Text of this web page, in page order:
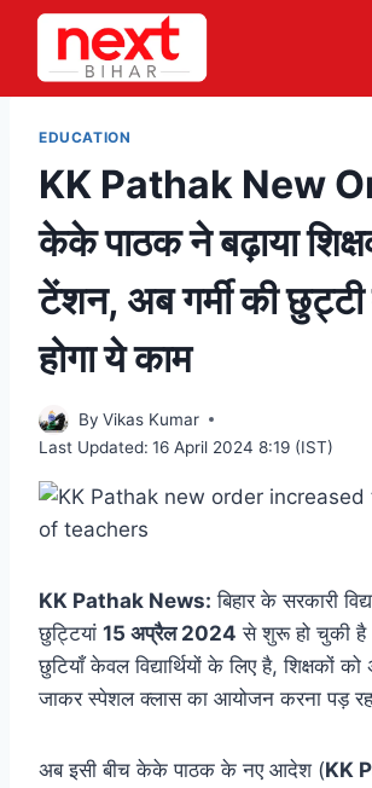
Skip
content
EDUCATION
KK Pathak New
केके पाठक ने बढ़ाया
टेंशन, अब गर्मी की
होगा ये काम
By Vikas Kumar
Last Updated: 16 April 2024 8:19 (IST)
KK Pathak News: बिहार के सरकारी
छुट्टियां 15 अप्रैल 2024 से शुरू हो चुकी
छुटियाँ केवल विद्यार्थियों के लिए है, शिक्षकों
जाकर स्पेशल क्लास का आयोजन करना पड़
अब इसी बीच केके पाठक के नए आदेश (KK